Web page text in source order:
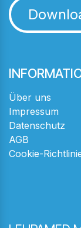
Über uns
Impressum
Datenschutz
AGB
Cookie-